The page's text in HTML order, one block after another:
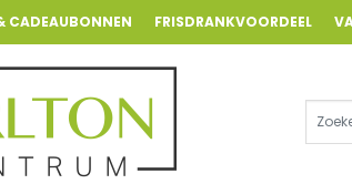
CADEAUBONNEN FRISDRANKVOORDEEL